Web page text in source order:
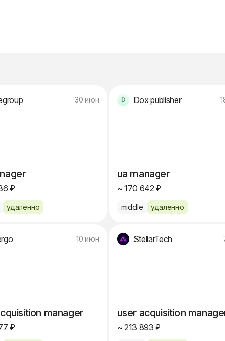
30 июн
₽
удалённо
Dox publisher
ua manager
~ 170 642 ₽
middle удалённо
10 июн
manager
₽
StellarTech
user acquisition
~ 213 893 ₽